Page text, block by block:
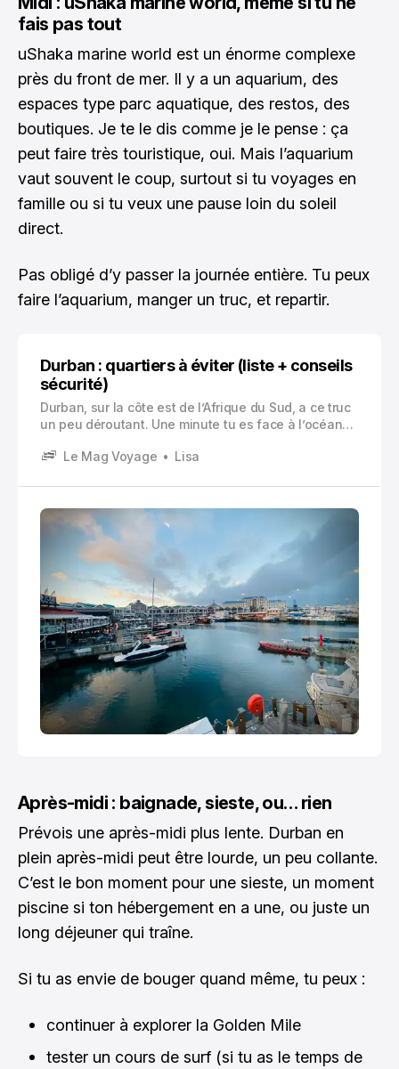
fais pas tout
uShaka marine world est un énorme complexe
près du front de mer. Il y a un aquarium, des
espaces type parc aquatique, des restos, des
boutiques. Je te le dis comme je le pense : ça
peut faire très touristique, oui. Mais l’aquarium
vaut souvent le coup, surtout si tu voyages en
famille ou si tu veux une pause loin du soleil
direct.
Pas obligé d’y passer la journée entière. Tu peux
faire l’aquarium, manger un truc, et repartir.
Durban : quartiers à éviter (liste + conseils
sécurité)
Durban, sur la côte est de l’Afrique du Sud, a ce truc
un peu déroutant. Une minute tu es face à l’océan
incroyable. La minute d’après, tu réalises que la ville
Le Mag Voyage Lisa
Après-midi : baignade, sieste, ou… rien
Prévois une après-midi plus lente. Durban en
plein après-midi peut être lourde, un peu collante.
C’est le bon moment pour une sieste, un moment
piscine si ton hébergement en a une, ou juste un
long déjeuner qui traîne.
Si tu as envie de bouger quand même, tu peux :
continuer à explorer la Golden Mile
tester un cours de surf (si tu as le temps de